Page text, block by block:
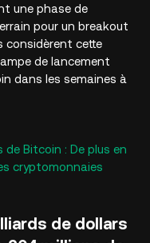
une phase de
pour un breakout
considèrent cette
de lancement
dans les semaines à
Bitcoin : De plus en
cryptomonnaies
de dollars